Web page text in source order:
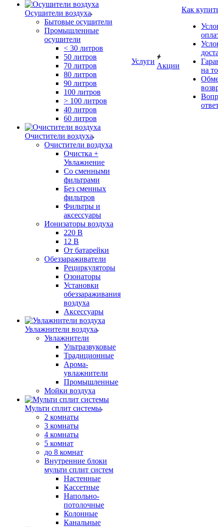
Осушители воздуха
Бытовые осушители
Промышленные
осушители
< 30 литров
50 литров
70 литров
80 литров
90 литров
100 литров
> 100 литров
40 литров
60 литров
Очистители воздуха
Очистители воздуха
Очистка +
Увлажнение
Cо сменными
фильтрами
Без сменных
фильтров
Фильтры и
аксессуары
Ионизаторы воздуха
220 В
12 В
От батарейки
Обеззараживатели
Рециркуляторы
Озонаторы
Установки
обеззараживания
воздуха
Аксессуары
Увлажнители воздуха
Увлажнители
Ультразвуковые
Традиционные
Арома-
увлажнители
Промышленные
Мойки воздуха
Мульти сплит системы
2 комнаты
3 комнаты
4 комнаты
5 комнат
до 8 комнат
Внутренние блоки
мульти сплит систем
Настенные
Кассетные
Напольно-
потолочные
Колонные
Канальные
Услуги
Акции
Как
на